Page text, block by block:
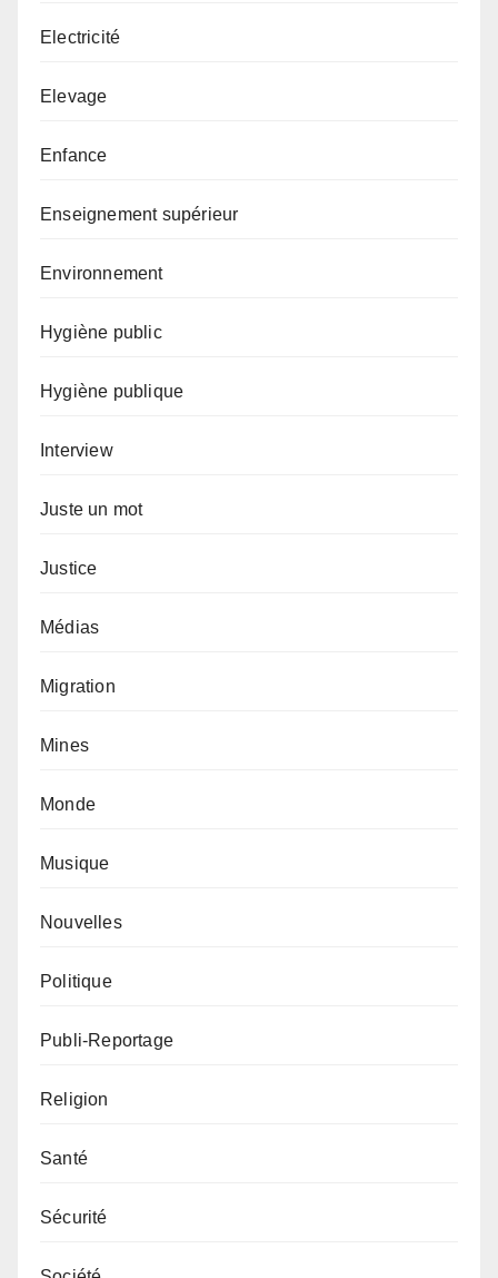
Electricité
Elevage
Enfance
Enseignement supérieur
Environnement
Hygiène public
Hygiène publique
Interview
Juste un mot
Justice
Médias
Migration
Mines
Monde
Musique
Nouvelles
Politique
Publi-Reportage
Religion
Santé
Sécurité